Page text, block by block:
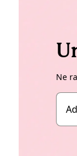
Ne